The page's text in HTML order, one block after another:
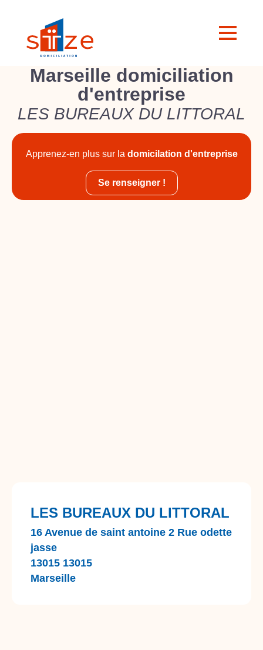
Marseille domiciliation
d'entreprise
LES BUREAUX DU LITTORAL
Apprenez-en plus sur la domicilation d'entreprise
Se renseigner !
LES BUREAUX DU LITTORAL
16 Avenue de saint antoine 2 Rue odette
jasse
13015 13015
Marseille